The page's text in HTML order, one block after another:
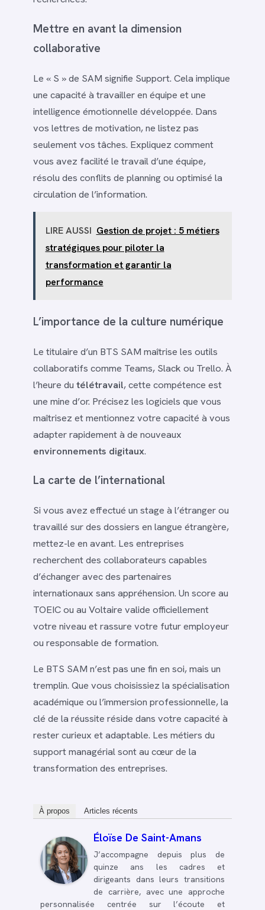
Mettre en avant la dimension
collaborative
Le « S » de SAM signifie Support. Cela implique
une capacité à travailler en équipe et une
intelligence émotionnelle développée. Dans
vos lettres de motivation, ne listez pas
seulement vos tâches. Expliquez comment
vous avez facilité le travail d’une équipe,
résolu des conflits de planning ou optimisé la
circulation de l’information.
LIRE AUSSI Gestion de projet : 5 métiers
stratégiques pour piloter la
transformation et garantir la
performance
L’importance de la culture numérique
Le titulaire d’un BTS SAM maîtrise les outils
collaboratifs comme Teams, Slack ou Trello. À
l’heure du télétravail, cette compétence est
une mine d’or. Précisez les logiciels que vous
maîtrisez et mentionnez votre capacité à vous
adapter rapidement à de nouveaux
environnements digitaux.
La carte de l’international
Si vous avez effectué un stage à l’étranger ou
travaillé sur des dossiers en langue étrangère,
mettez-le en avant. Les entreprises
recherchent des collaborateurs capables
d’échanger avec des partenaires
internationaux sans appréhension. Un score au
TOEIC ou au Voltaire valide officiellement
votre niveau et rassure votre futur employeur
ou responsable de formation.
Le BTS SAM n’est pas une fin en soi, mais un
tremplin. Que vous choisissiez la spécialisation
académique ou l’immersion professionnelle, la
clé de la réussite réside dans votre capacité à
rester curieux et adaptable. Les métiers du
support managérial sont au cœur de la
transformation des entreprises.
À propos Articles récents
Éloïse De Saint-Amans
J’accompagne depuis plus de
quinze ans les cadres et
dirigeants dans leurs transitions
de carrière, avec une approche
personnalisée centrée sur l’écoute et